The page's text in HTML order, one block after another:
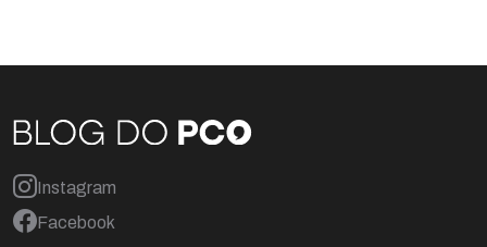
Instagram
Facebook